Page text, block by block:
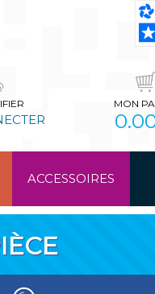
MON
ACCESSOIRES